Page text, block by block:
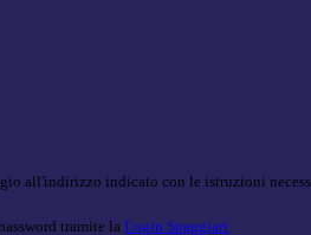
all'indirizzo indicato con le istruzioni
tramite la Login Spaggiari